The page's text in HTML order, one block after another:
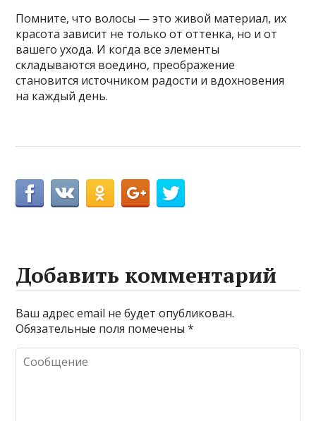
Помните, что волосы — это живой материал, их
красота зависит не только от оттенка, но и от
вашего ухода. И когда все элементы
складываются воедино, преображение
становится источником радости и вдохновения
на каждый день.
Добавить комментарий
Ваш адрес email не будет опубликован.
Обязательные поля помечены*